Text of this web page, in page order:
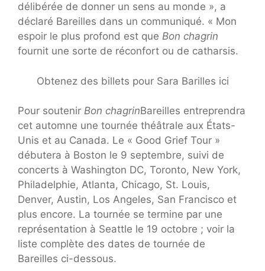
délibérée de donner un sens au monde », a
déclaré Bareilles dans un communiqué. « Mon
espoir le plus profond est que Bon chagrin
fournit une sorte de réconfort ou de catharsis.
Obtenez des billets pour Sara Barilles ici
Pour soutenir Bon chagrinBareilles entreprendra
cet automne une tournée théâtrale aux États-
Unis et au Canada. Le « Good Grief Tour »
débutera à Boston le 9 septembre, suivi de
concerts à Washington DC, Toronto, New York,
Philadelphie, Atlanta, Chicago, St. Louis,
Denver, Austin, Los Angeles, San Francisco et
plus encore. La tournée se termine par une
représentation à Seattle le 19 octobre ; voir la
liste complète des dates de tournée de
Bareilles ci-dessous.